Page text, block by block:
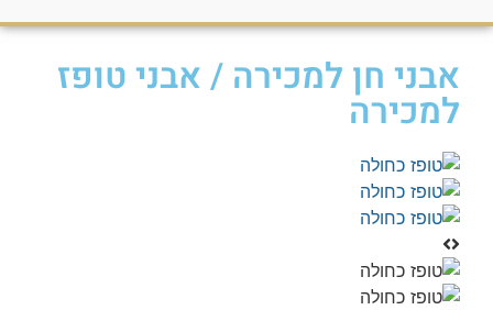
אבני חן למכירה /אבני טופז
למכירה